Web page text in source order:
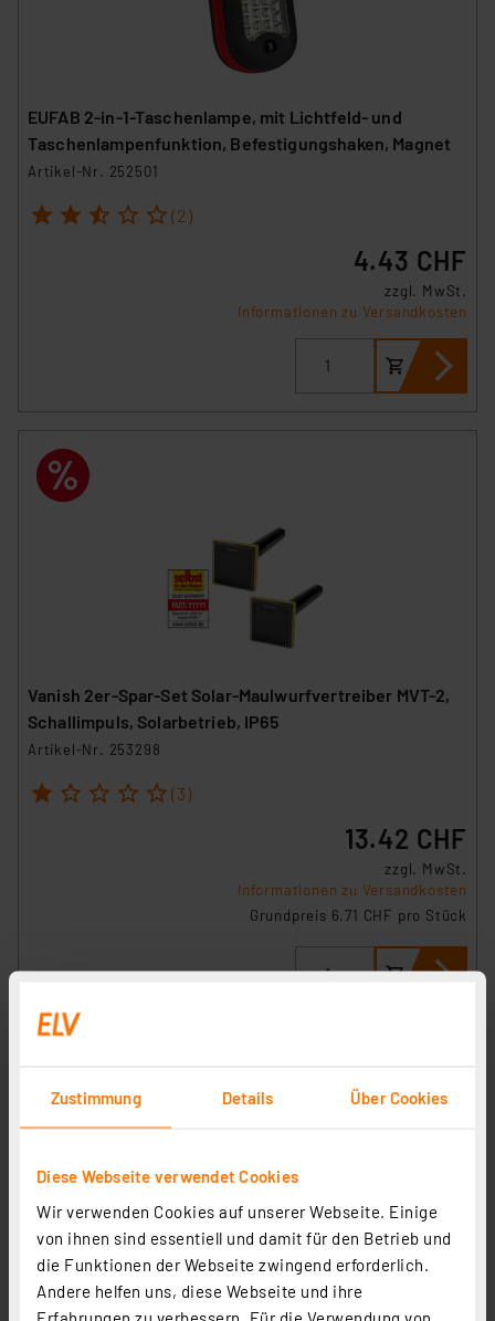
Zustimmung Details Über Cookies
Diese Webseite verwendet Cookies
Wir verwenden Cookies auf unserer Webseite. Einige
von ihnen sind essentiell und damit für den Betrieb und
die Funktionen der Webseite zwingend erforderlich.
Andere helfen uns, diese Webseite und ihre
Erfahrungen zu verbessern. Für die Verwendung von
EUFAB 2-in-1-Taschenlampe, mit Lichtfeld- und
Taschenlampenfunktion, Befestigungshaken, Magnet
Artikel-Nr. 252501
1 2 3 4 5 (2)
4.43 CHF
zzgl. MwSt.
Informationen zu Versandkosten
Vanish 2er-Spar-Set Solar-Maulwurfvertreiber MVT-2,
Schallimpuls, Solarbetrieb, IP65
Artikel-Nr. 253298
1 2 3 4 5 (3)
13.42 CHF
zzgl. MwSt.
Informationen zu Versandkosten
Grundpreis 6.71 CHF pro Stück
Vanish 2er-Spar-Set Mobiler Mardervertreiber TVT-1,